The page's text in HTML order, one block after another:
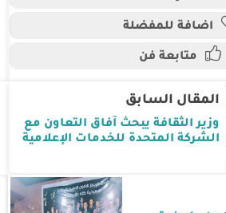
اضافة للمفضلة
متابعة فن
المقال السابق
وزير الثقافة يبحث آفاق التعاون مع
الشركة المتحدة للخدمات الإعلامية